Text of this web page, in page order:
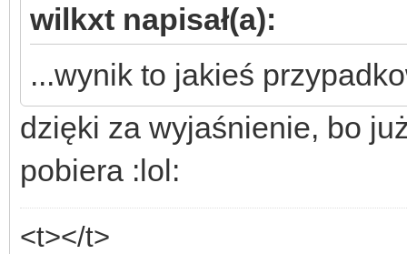
wilkxt napisał(a):
...wynik to jakieś
dzięki za wyjaśnienie, bo
pobiera :lol:
<t></t>